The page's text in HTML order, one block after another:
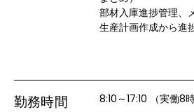
部材入庫進捗管理、
生産計画作成から進
勤務時間 8:10～17:10 （実働8時